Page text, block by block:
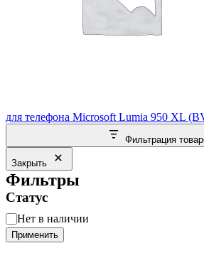
для телефона Microsoft Lumia 950 XL
Фильтрация
Закрыть
Фильтры
Статус
Статус
Нет в наличии
Применить